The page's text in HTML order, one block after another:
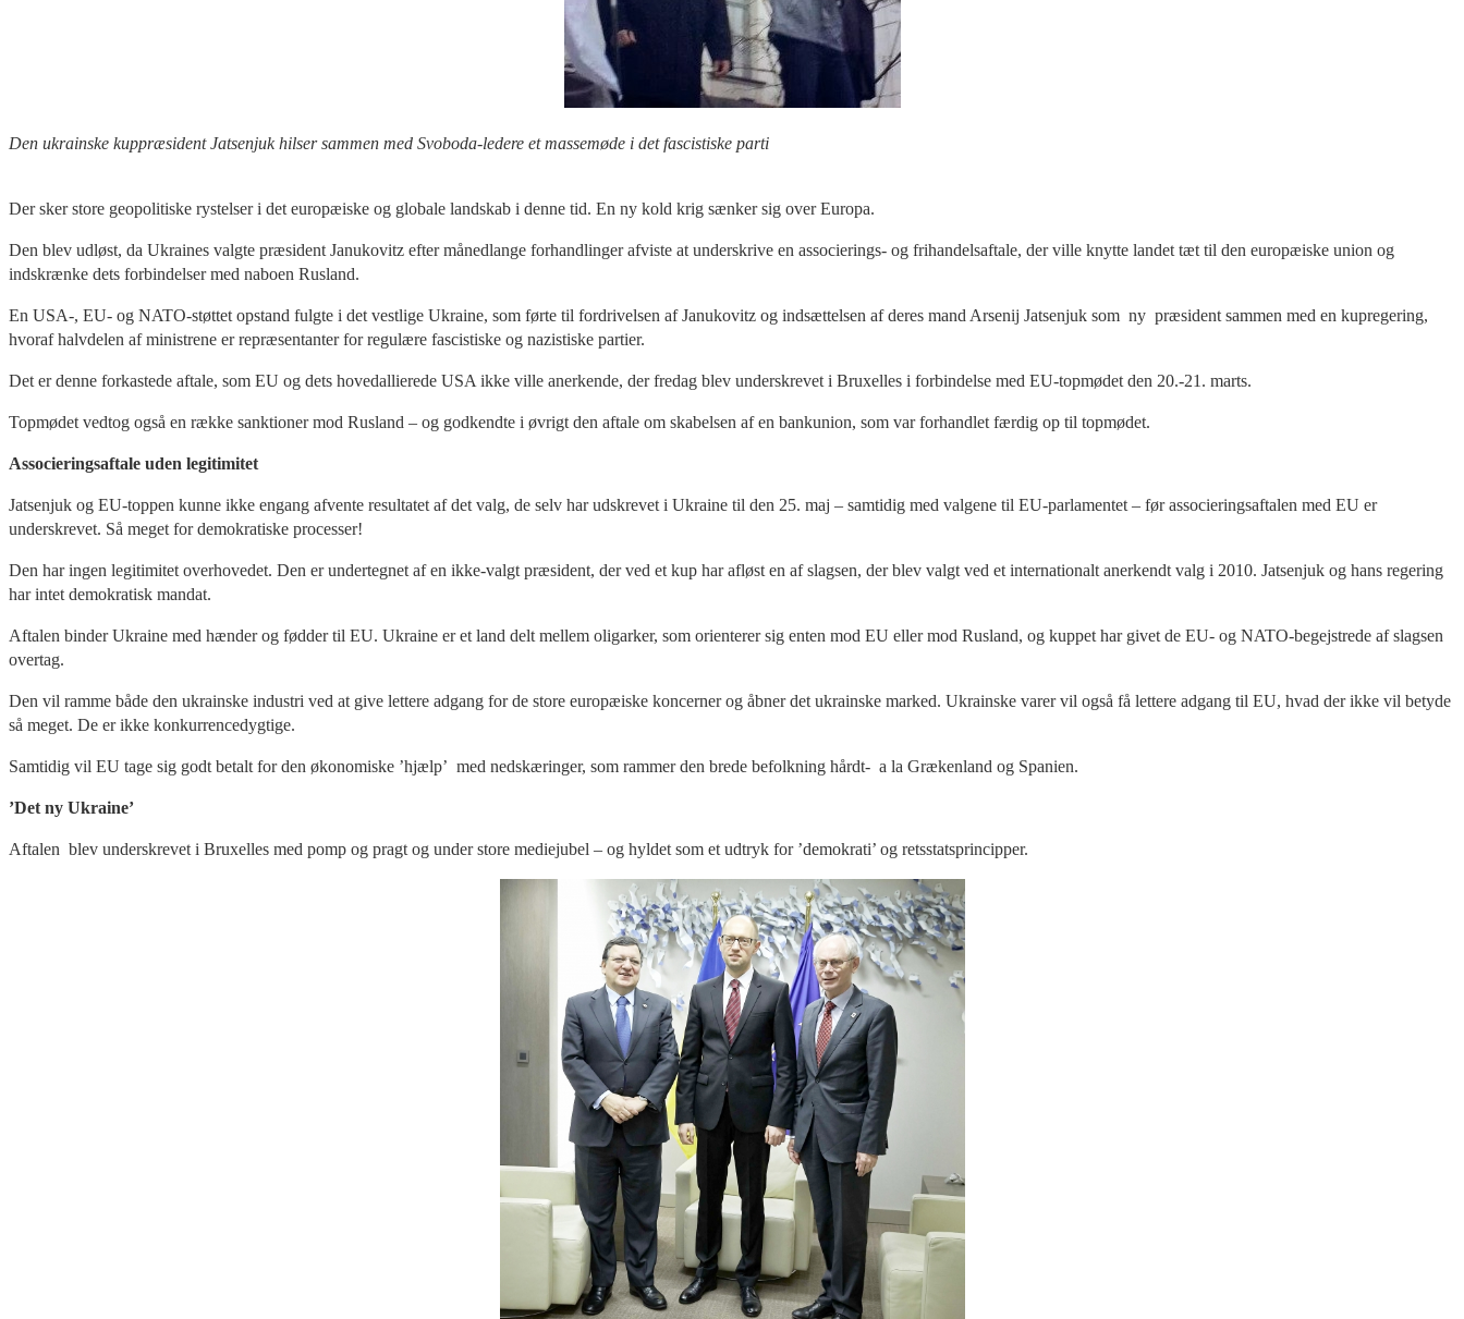
Den ukrainske kuppræsident Jatsenjuk hilser sammen med Svoboda-ledere et massemøde i det fascistiske parti
Der sker store geopolitiske rystelser i det europæiske og globale landskab i denne tid. En ny kold krig sænker sig over Europa.
Den blev udløst, da Ukraines valgte præsident Janukovitz efter månedlange forhandlinger afviste at underskrive en associerings- og frihandelsaftale, der ville knytte landet tæt til den europæiske union og
indskrænke dets forbindelser med naboen Rusland.
En USA-, EU- og NATO-støttet opstand fulgte i det vestlige Ukraine, som førte til fordrivelsen af Janukovitz og indsættelsen af deres mand Arsenij Jatsenjuk som ny præsident sammen med en kupregering,
hvoraf halvdelen af ministrene er repræsentanter for regulære fascistiske og nazistiske partier.
Det er denne forkastede aftale, som EU og dets hovedallierede USA ikke ville anerkende, der fredag blev underskrevet i Bruxelles i forbindelse med EU-topmødet den 20.-21. marts.
Topmødet vedtog også en række sanktioner mod Rusland – og godkendte i øvrigt den aftale om skabelsen af en bankunion, som var forhandlet færdig op til topmødet.
Associeringsaftale uden legitimitet
Jatsenjuk og EU-toppen kunne ikke engang afvente resultatet af det valg, de selv har udskrevet i Ukraine til den 25. maj – samtidig med valgene til EU-parlamentet – før associeringsaftalen med EU er
underskrevet. Så meget for demokratiske processer!
Den har ingen legitimitet overhovedet. Den er undertegnet af en ikke-valgt præsident, der ved et kup har afløst en af slagsen, der blev valgt ved et internationalt anerkendt valg i 2010. Jatsenjuk og hans regering
har intet demokratisk mandat.
Aftalen binder Ukraine med hænder og fødder til EU. Ukraine er et land delt mellem oligarker, som orienterer sig enten mod EU eller mod Rusland, og kuppet har givet de EU- og NATO-begejstrede af slagsen
overtag.
Den vil ramme både den ukrainske industri ved at give lettere adgang for de store europæiske koncerner og åbner det ukrainske marked. Ukrainske varer vil også få lettere adgang til EU, hvad der ikke vil betyde
så meget. De er ikke konkurrencedygtige.
Samtidig vil EU tage sig godt betalt for den økonomiske ’hjælp’ med nedskæringer, som rammer den brede befolkning hårdt- a la Grækenland og Spanien.
’Det ny Ukraine’
Aftalen blev underskrevet i Bruxelles med pomp og pragt og under store mediejubel – og hyldet som et udtryk for ’demokrati’ og retsstatsprincipper.